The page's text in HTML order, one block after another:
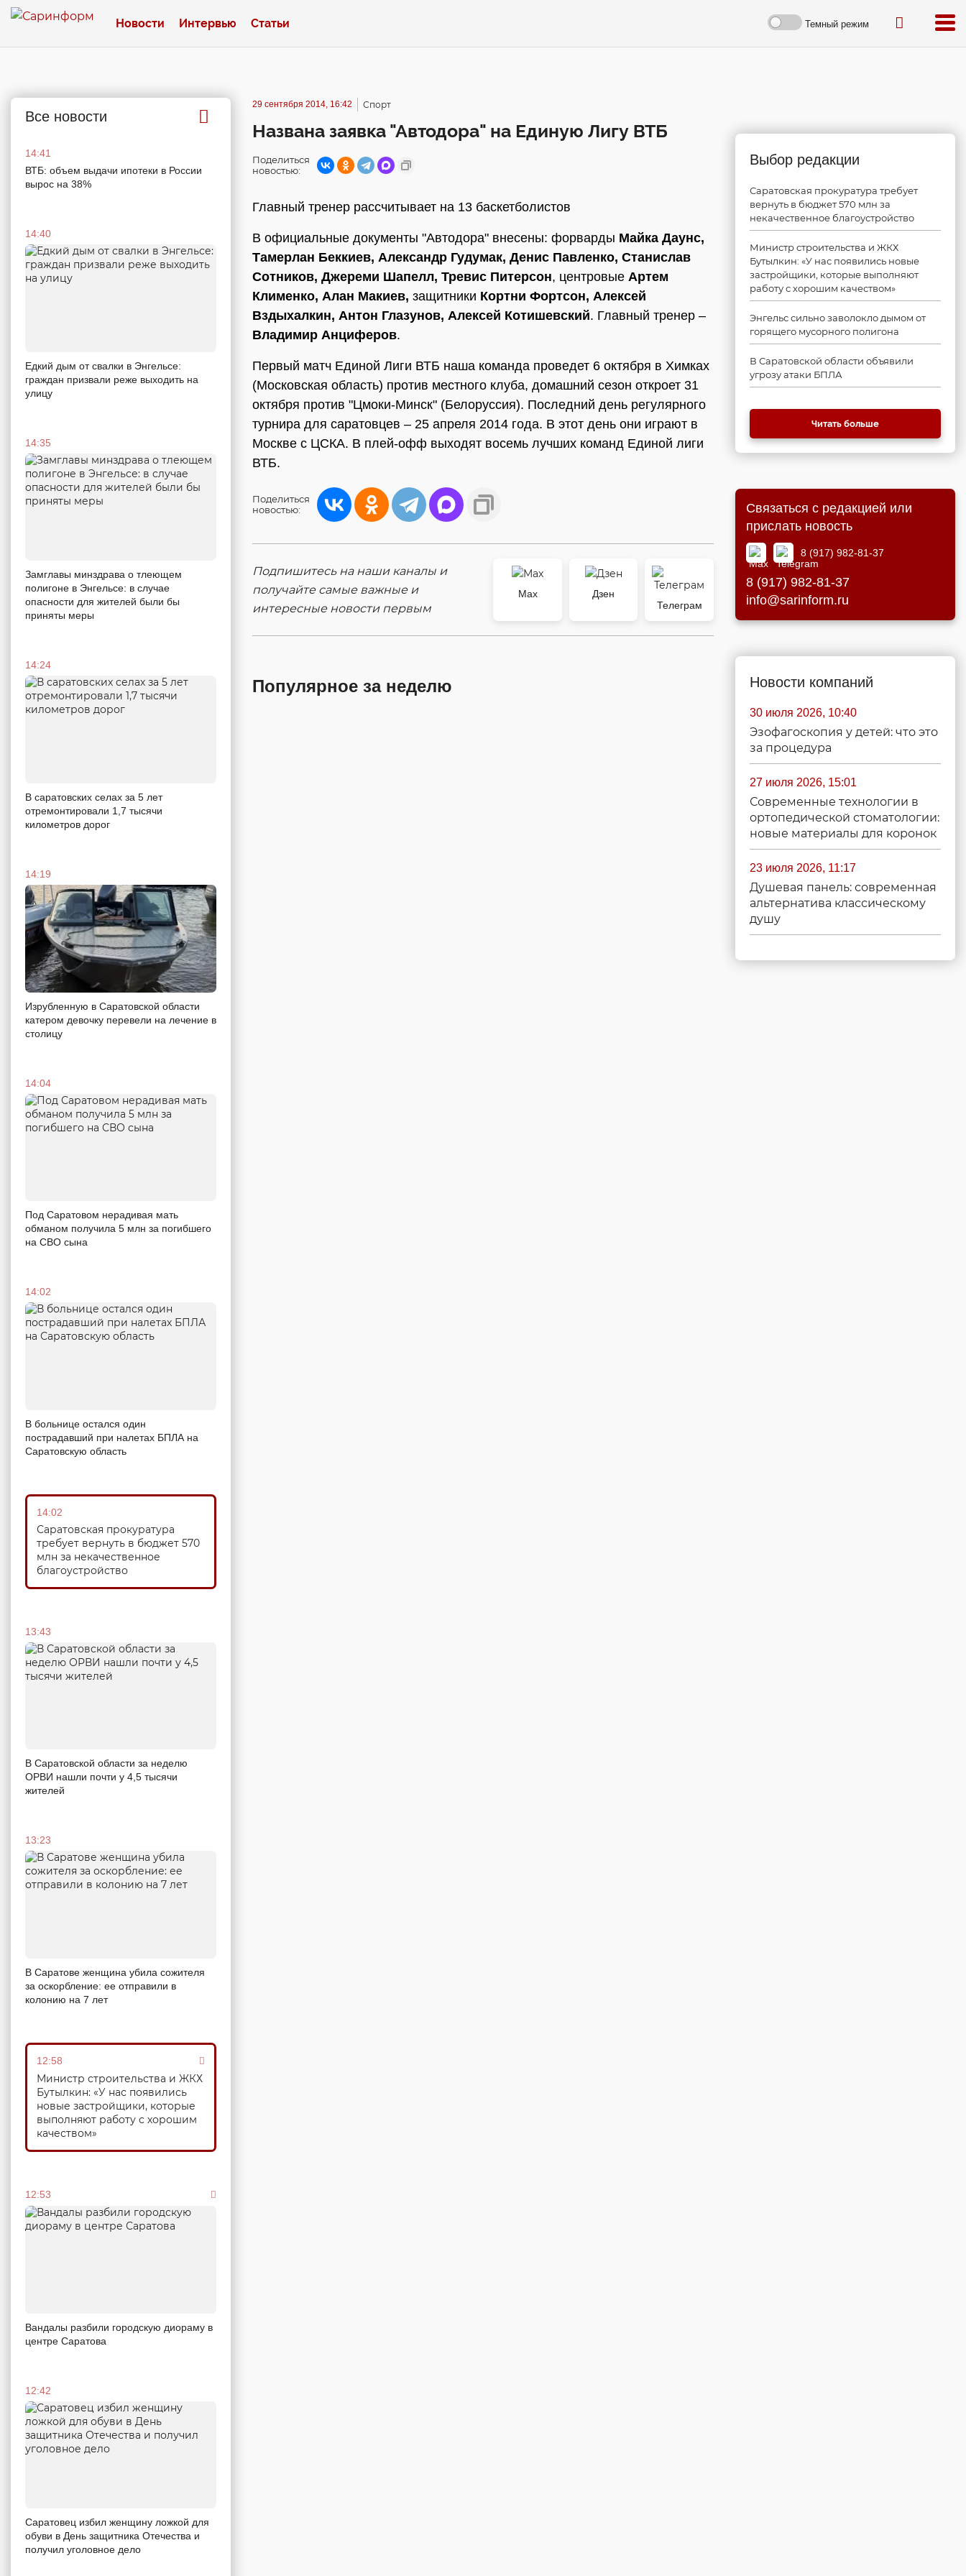
Новости Интервью Статьи Темный режим
Все новости
14:41
ВТБ: объем выдачи ипотеки в России
вырос на 38%
14:40
Едкий дым от свалки в Энгельсе:
граждан призвали реже выходить на
улицу
14:35
Замглавы минздрава о тлеющем
полигоне в Энгельсе: в случае
опасности для жителей были бы
приняты меры
14:24
В саратовских селах за 5 лет
отремонтировали 1,7 тысячи
километров дорог
14:19
Изрубленную в Саратовской области
катером девочку перевели на лечение в
столицу
14:04
Под Саратовом нерадивая мать
обманом получила 5 млн за погибшего
на СВО сына
14:02
В больнице остался один
пострадавший при налетах БПЛА на
Саратовскую область
14:02
Саратовская прокуратура
требует вернуть в бюджет 570
млн за некачественное
благоустройство
13:43
В Саратовской области за неделю
ОРВИ нашли почти у 4,5 тысячи
жителей
13:23
В Саратове женщина убила сожителя
за оскорбление: ее отправили в
колонию на 7 лет
12:58
Министр строительства и ЖКХ
Бутылкин: «У нас появились
новые застройщики, которые
выполняют работу с хорошим
качеством»
12:53
Вандалы разбили городскую диораму в
центре Саратова
12:42
Саратовец избил женщину ложкой для
обуви в День защитника Отечества и
получил уголовное дело
29 сентября 2014, 16:42 Спорт
Названа заявка "Автодора" на Единую Лигу ВТБ
Поделиться
новостью:
Главный тренер рассчитывает на 13 баскетболистов
В официальные документы "Автодора" внесены: форварды Майка Даунс,
Тамерлан Беккиев, Александр Гудумак, Денис Павленко, Станислав
Сотников, Джереми Шапелл, Тревис Питерсон, центровые Артем
Клименко, Алан Макиев, защитники Кортни Фортсон, Алексей
Вздыхалкин, Антон Глазунов, Алексей Котишевский. Главный тренер –
Владимир Анциферов.
Первый матч Единой Лиги ВТБ наша команда проведет 6 октября в Химках
(Московская область) против местного клуба, домашний сезон откроет 31
октября против "Цмоки-Минск" (Белоруссия). Последний день регулярного
турнира для саратовцев – 25 апреля 2014 года. В этот день они играют в
Москве с ЦСКА. В плей-офф выходят восемь лучших команд Единой лиги
ВТБ.
Поделиться
новостью:
Подпишитесь на наши каналы и
получайте самые важные и
интересные новости первым
Max
Дзен
Телеграм
Популярное за неделю
Выбор редакции
Саратовская прокуратура требует
вернуть в бюджет 570 млн за
некачественное благоустройство
Министр строительства и ЖКХ
Бутылкин: «У нас появились новые
застройщики, которые выполняют
работу с хорошим качеством»
Энгельс сильно заволокло дымом от
горящего мусорного полигона
В Саратовской области объявили
угрозу атаки БПЛА
Читать больше
Связаться с редакцией или
прислать новость
8 (917) 982-81-37
8 (917) 982-81-37
info@sarinform.ru
Новости компаний
30 июля 2026, 10:40
Эзофагоскопия у детей: что это
за процедура
27 июля 2026, 15:01
Современные технологии в
ортопедической стоматологии:
новые материалы для коронок
23 июля 2026, 11:17
Душевая панель: современная
альтернатива классическому
душу